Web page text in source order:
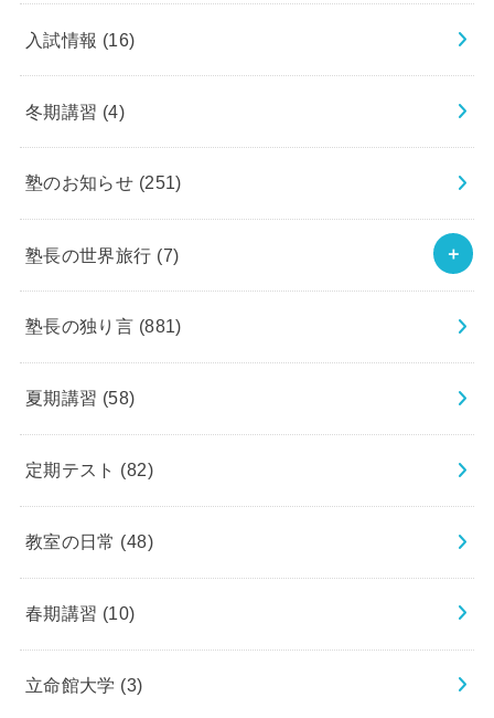
入試情報 (16)
冬期講習 (4)
塾のお知らせ (251)
塾長の世界旅行 (7)
塾長の独り言 (881)
夏期講習 (58)
定期テスト (82)
教室の日常 (48)
春期講習 (10)
立命館大学 (3)